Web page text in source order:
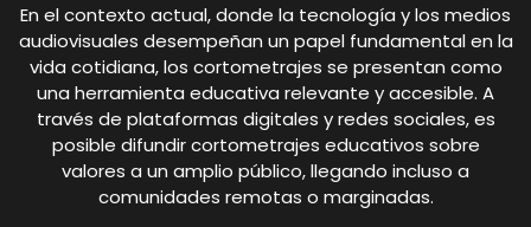
En el contexto actual, donde la tecnología y los medios
audiovisuales desempeñan un papel fundamental en la
vida cotidiana, los cortometrajes se presentan como
una herramienta educativa relevante y accesible. A
través de plataformas digitales y redes sociales, es
posible difundir cortometrajes educativos sobre
valores a un amplio público, llegando incluso a
comunidades remotas o marginadas.